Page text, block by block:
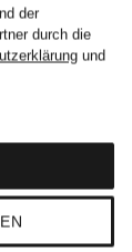
der
durch die
und